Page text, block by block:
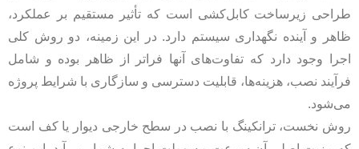
طراحی زیرساخت کابل‌کشی است که تأثیر مستقیم بر عملکرد،
ظاهر و آینده نگهداری سیستم دارد. در این زمینه، دو روش کلی
اجرا وجود دارد که تفاوت‌های آنها فراتر از ظاهر بوده و شامل
فرآیند نصب، هزینه‌ها، قابلیت دسترسی و سازگاری با شرایط پروژه
می‌شود.
روش نخست، ترانکینگ با نصب در سطح خارجی دیوار یا کف است